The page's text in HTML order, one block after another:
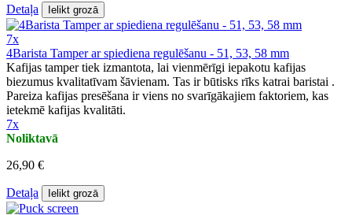
Detaļa Ielikt grozā
7x
4Barista Tamper ar spiediena regulēšanu - 51, 53, 58 mm
Kafijas tamper tiek izmantota, lai vienmērīgi iepakotu kafijas
biezumus kvalitatīvam šāvienam. Tas ir būtisks rīks katrai baristai .
Pareiza kafijas presēšana ir viens no svarīgākajiem faktoriem, kas
ietekmē kafijas kvalitāti.
7x
Noliktavā
26,90 €
Detaļa Ielikt grozā